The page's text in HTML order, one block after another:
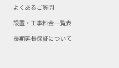
よくあるご質問
設置・工事料金一覧表
長期延長保証について